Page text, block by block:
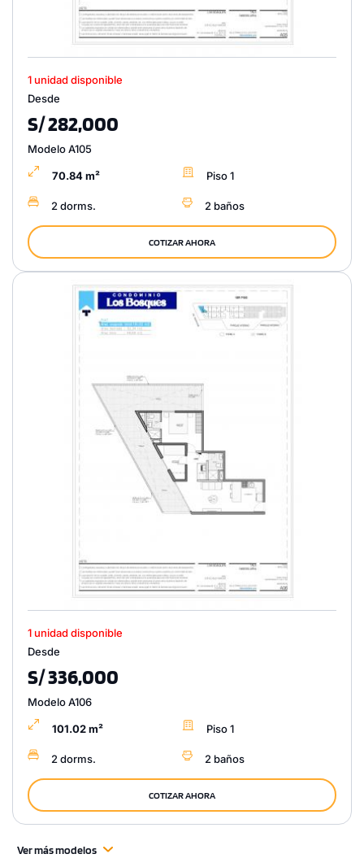
1 unidad disponible
Desde
S/ 282,000
Modelo A105
70.84 m² Piso 1
2 dorms. 2 baños
COTIZAR AHORA
1 unidad disponible
Desde
S/ 336,000
Modelo A106
101.02 m² Piso 1
2 dorms. 2 baños
COTIZAR AHORA
Ver más modelos